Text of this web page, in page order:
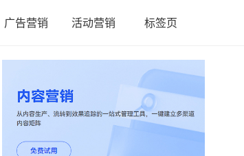
广告营销 活动营销 标签页